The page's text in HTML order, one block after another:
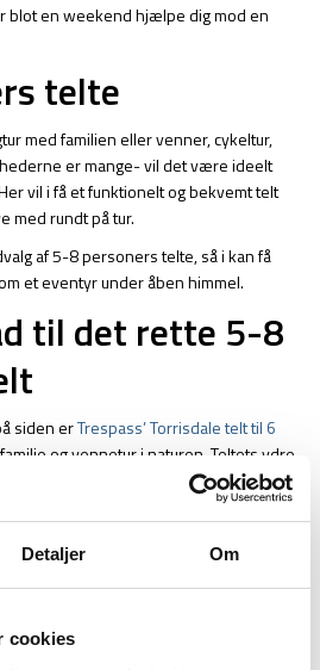
Detaljer Om
cookies
blot en weekend hjælpe dig mod en
telte
med familien eller venner, cykeltur,
er mange- vil det være ideelt
vil i få et funktionelt og bekvemt telt
med rundt på tur.
af 5-8 personers telte, så i kan få
et eventyr under åben himmel.
til det rette 5-8
siden erTrespass’ Torrisdale telt til 6
og vennetur i naturen. Teltets ydre
mm, og har vandtætte syninger som gør
Derudover har teltet fibre glas stænger,
kabler, samt et fastsyet indertelt som
gør den nem at opsætte. Teltet kan
er